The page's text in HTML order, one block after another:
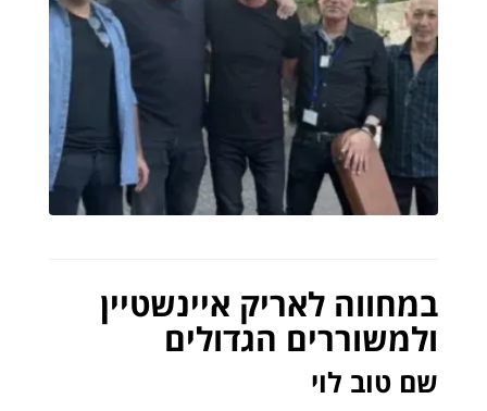
במחווה לאריק איינשטיין
ולמשוררים הגדולים
שם טוב לוי